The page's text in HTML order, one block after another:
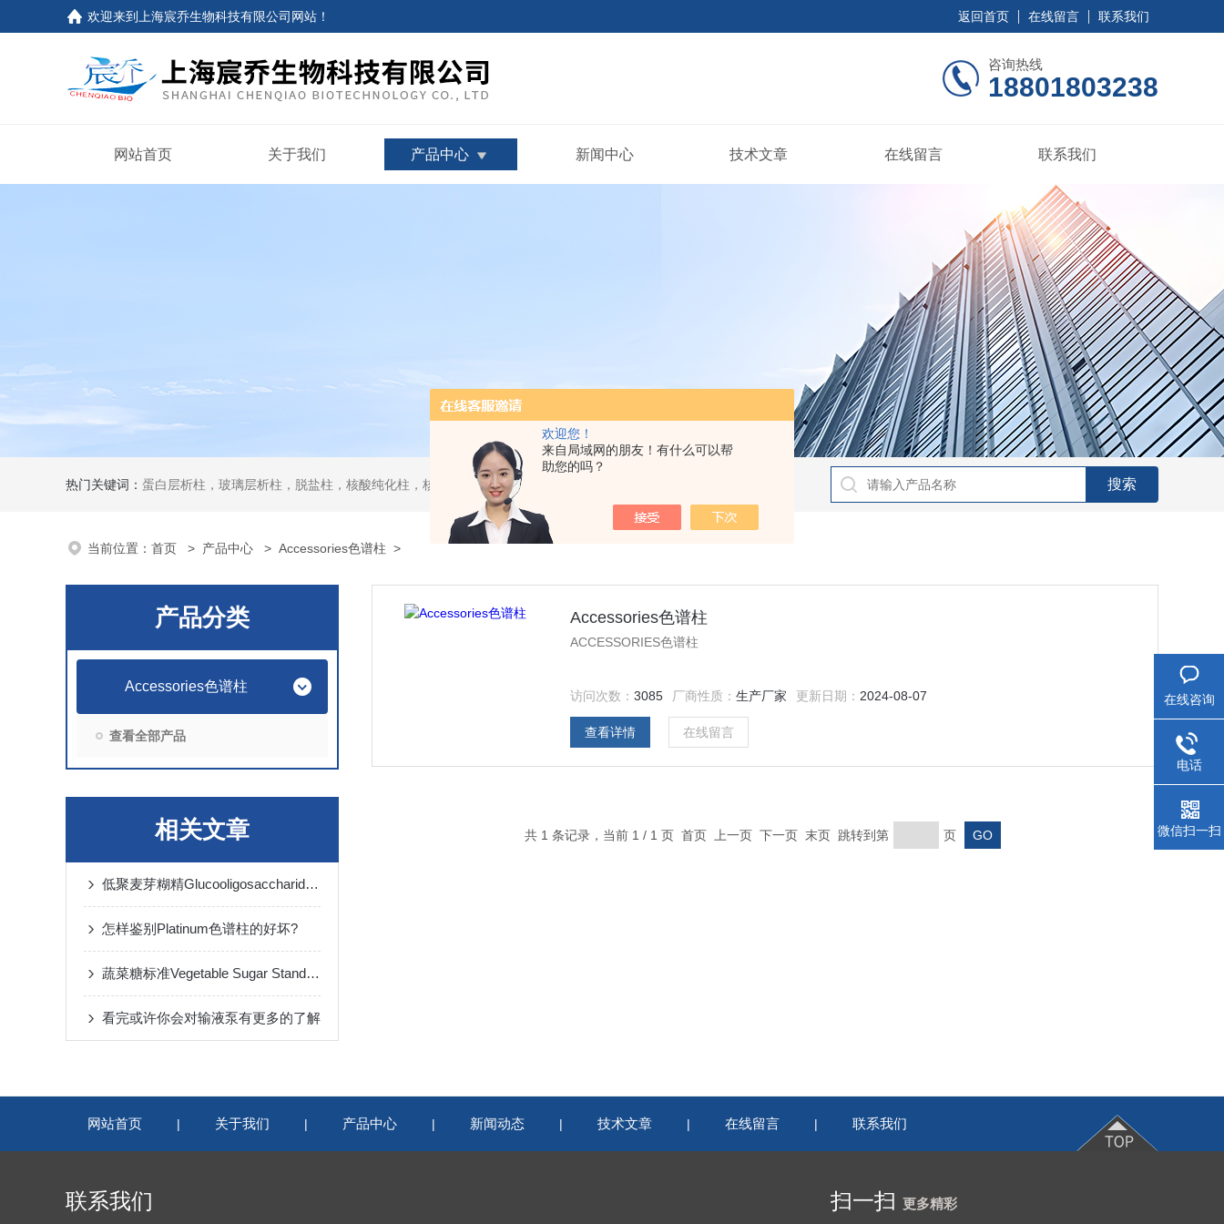
欢迎您！
来自局域网的朋友！有什么可以帮
助您的吗？
欢迎来到上海宸乔生物科技有限公司网站！ 返回首页 在线留言 联系我们
咨询热线
18801803238
网站首页 关于我们 产品中心 新闻中心 技术文章 在线留言 联系我们
热门关键词： 蛋白层析柱，玻璃层析柱，脱盐柱，核酸纯化柱，核酸分离柱，DAC制备柱，分子筛空柱，装柱机
当前位置： 首页 > 产品中心 > Accessories色谱柱 >
产品分类
Accessories色谱柱
查看全部产品
相关文章
低聚麦芽糊精Glucooligosaccharides in
怎样鉴别Platinum色谱柱的好坏?
蔬菜糖标准Vegetable Sugar Standards
看完或许你会对输液泵有更多的了解
Accessories色谱柱
ACCESSORIES色谱柱
访问次数：3085 厂商性质：生产厂家 更新日期： 2024-08-07
查看详情 在线留言
共 1 条记录，当前 1 / 1 页 首页 上一页 下一页 末页 跳转到第 页
网站首页 | 关于我们 | 产品中心 | 新闻动态 | 技术文章 | 在线留言 | 联系我们
联系我们 扫一扫 更多精彩
在线咨询
电话
微信扫一扫